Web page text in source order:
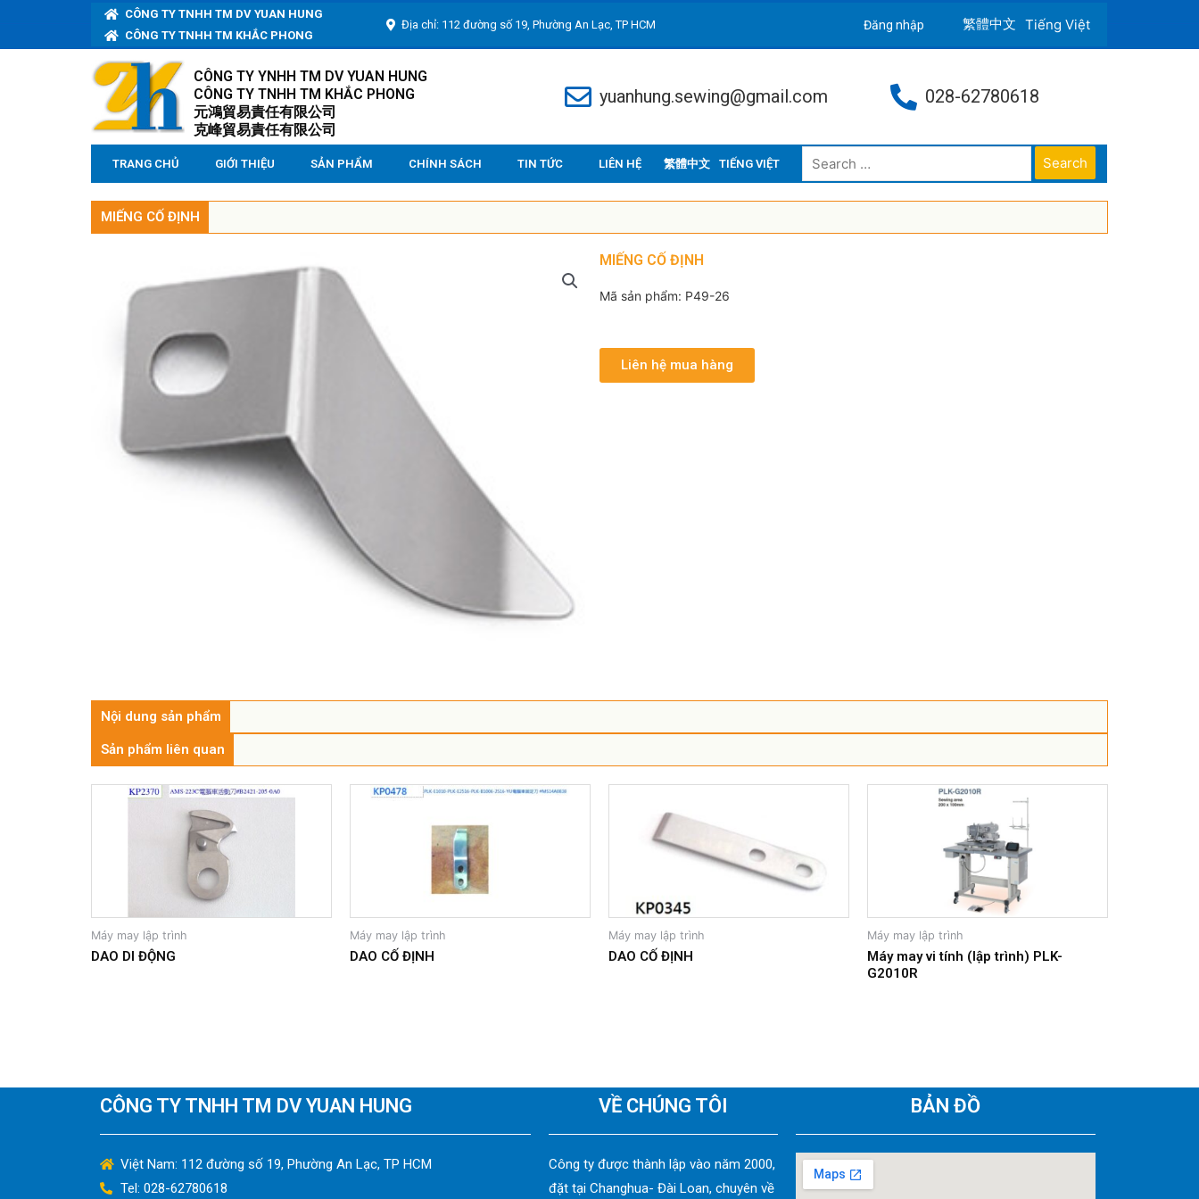
CÔNG TY TNHH TM DV YUAN HUNG
CÔNG TY TNHH TM KHẮC PHONG
Địa chỉ: 112 đường số 19, Phường An Lạc, TP HCM Đăng nhập Tiếng Việt
CÔNG TY YNHH TM DV YUAN HUNG
CÔNG TY TNHH TM KHẮC PHONG
元鴻貿易責任有限公司
克峰貿易責任有限公司
yuanhung.sewing@gmail.com 028-62780618
TRANG CHỦ GIỚI THIỆU SẢN PHẨM CHÍNH SÁCH TIN TỨC LIÊN HỆ TIẾNG VIỆT
MIẾNG CỐ ĐỊNH
MIẾNG CỐ ĐỊNH
Mã sản phẩm: P49-26
Liên hệ mua hàng
Nội dung sản phẩm
Sản phẩm liên quan
Máy may lập trình
DAO DI ĐỘNG
Máy may lập trình
DAO CỐ ĐỊNH
Máy may lập trình
DAO CỐ ĐỊNH
Máy may lập trình
Máy may vi tính (lập trình) PLK-
G2010R
CÔNG TY TNHH TM DV YUAN HUNG
Việt Nam: 112 đường số 19, Phường An Lạc, TP HCM
Tel: 028-62780618
VỀ CHÚNG TÔI
Công ty được thành lập vào năm 2000,
đặt tại Changhua- Đài Loan, chuyên về
BẢN ĐỒ